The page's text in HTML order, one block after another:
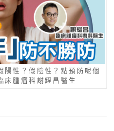
陽性？假陰性？點預防呢個
床腫瘤科謝耀昌醫生